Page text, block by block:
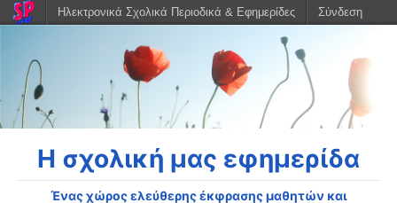
Η σχολική μας εφημερίδα
Ένας χώρος ελεύθερης έκφρασης μαθητών και
Ηλεκτρονικά Σχολικά Περιοδικά & Εφημερίδες Σύνδεση